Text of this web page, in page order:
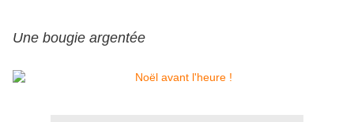
Une bougie argentée